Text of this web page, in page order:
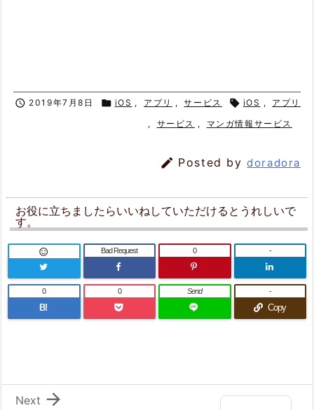
 2019年7月8日  iOS , アプリ , サービス  iOS ,
アプリ
,
サービス , マンガ情報サービス
 Posted bydoradora
お役に立ちましたらいいねしていただけるとうれしいで
す。
 Bad Request 0 -
B!
0 0 Send
Copy
-

Next